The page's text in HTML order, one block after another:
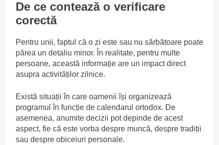
De ce contează o verificare
corectă
Pentru unii, faptul că o zi este sau nu sărbătoare poate
părea un detaliu minor. În realitate, pentru multe
persoane, această informație are un impact direct
asupra activităților zilnice.
Există situații în care oamenii își organizează
programul în funcție de calendarul ortodox. De
asemenea, anumite decizii pot depinde de acest
aspect, fie că este vorba despre muncă, despre tradiții
sau despre obiceiuri personale.